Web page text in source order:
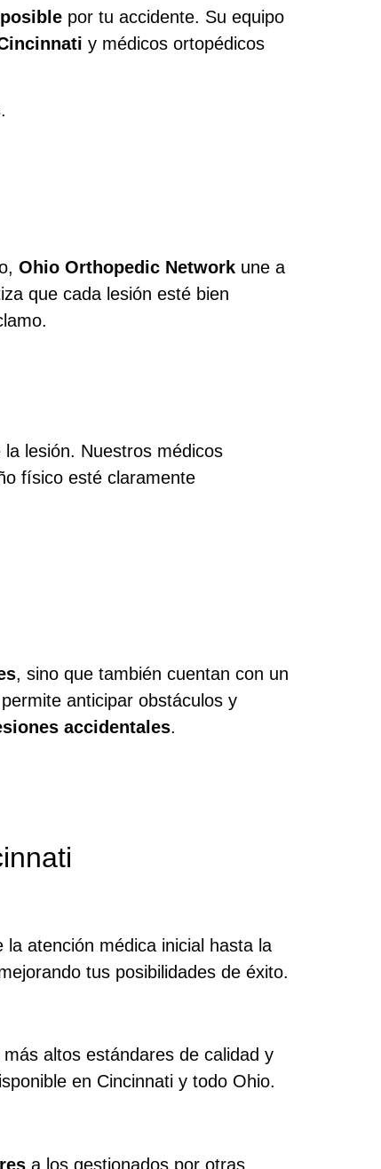
por tu accidente. Su equipo
y médicos ortopédicos
Ohio Orthopedic Network une a
que cada lesión esté bien
lesión. Nuestros médicos
físico esté claramente
, sino que también cuentan con un
anticipar obstáculos y
accidentales.
atención médica inicial hasta la
tus posibilidades de éxito.
altos estándares de calidad y
en Cincinnati y todo Ohio.
a los gestionados por otras